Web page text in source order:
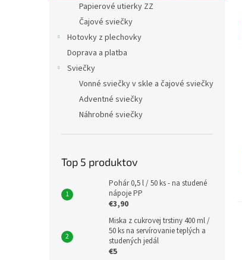
Papierové utierky ZZ
Čajové sviečky
Hotovky z plechovky
Doprava a platba
Sviečky
Vonné sviečky v skle a čajové sviečky
Adventné sviečky
Náhrobné sviečky
Top 5 produktov
Pohár 0,5 l / 50 ks - na studené
nápoje PP
€3,90
Miska z cukrovej trstiny 400 ml /
50 ks na servírovanie teplých a
studených jedál
€5